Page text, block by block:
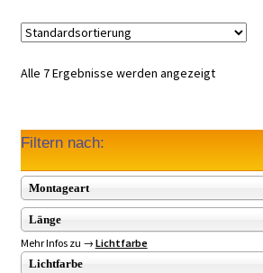
Alle 7 Ergebnisse werden angezeigt
Filtern nach:
Montageart
Länge
Mehr Infos zu → Lichtfarbe
Lichtfarbe